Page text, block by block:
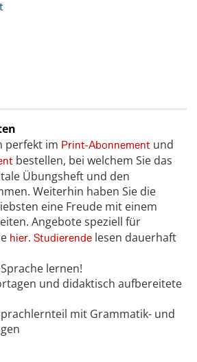
perfekt im Print-Abonnement und
bestellen, bei welchem Sie das
Übungsheft und den
Weiterhin haben Sie die
eine Freude mit einem
Angebote speziell für
hier. Studierende lesen dauerhaft
lernen!
und didaktisch aufbereitete
mit Grammatik- und